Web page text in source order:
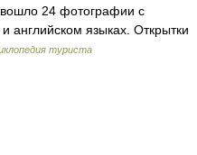
24 фотографии с
английском языках. Открытки
туриста